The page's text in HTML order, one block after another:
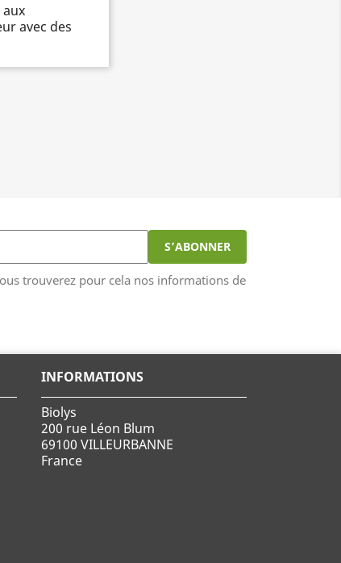
avec des
trouverez pour cela nos informations de
INFORMATIONS
Biolys
200 rue Léon Blum
69100 VILLEURBANNE
France